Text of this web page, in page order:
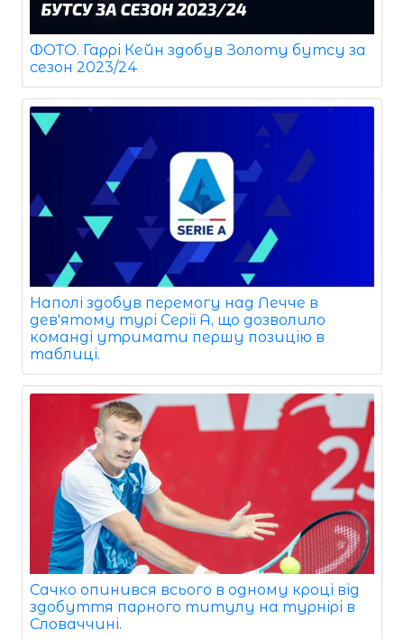
ФОТО. Гаррі Кейн здобув Золоту бутсу за
сезон 2023/24
Наполі здобув перемогу над Лечче в
дев'ятому турі Серії А, що дозволило
команді утримати першу позицію в
таблиці.
Сачко опинився всього в одному кроці від
здобуття парного титулу на турнірі в
Словаччині.